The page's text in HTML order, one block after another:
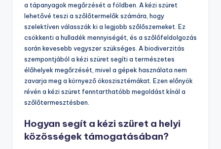
a tápanyagok megőrzését a földben. A kézi szüret
lehetővé teszi a szőlőtermelők számára, hogy
szelektíven válasszák ki a legjobb szőlőszemeket. Ez
csökkenti a hulladék mennyiségét, és a szőlőfeldolgozás
során kevesebb vegyszer szükséges. A biodiverzitás
szempontjából a kézi szüret segíti a természetes
élőhelyek megőrzését, mivel a gépek használata nem
zavarja meg a környező ökoszisztémákat. Ezen előnyök
révén a kézi szüret fenntarthatóbb megoldást kínál a
szőlőtermesztésben.
Hogyan segít a kézi szüret a helyi
közösségek támogatásában?